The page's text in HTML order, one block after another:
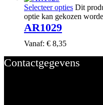
Selecteer opties Dit
optie kan gekozen
AR1029
Vanaf: € 8,35
Contactgegevens